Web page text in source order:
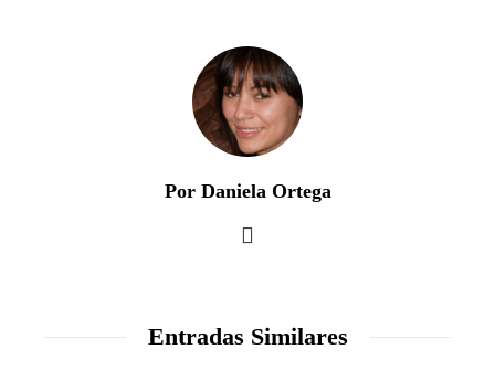
Por Daniela Ortega
Entradas Similares